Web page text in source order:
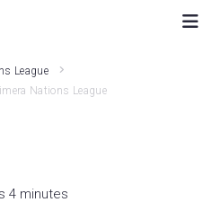
League
Nations League
4 minutes